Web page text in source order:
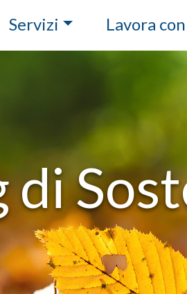
Servizi Lavora
di